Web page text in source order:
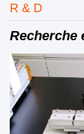
R & D
Recherche